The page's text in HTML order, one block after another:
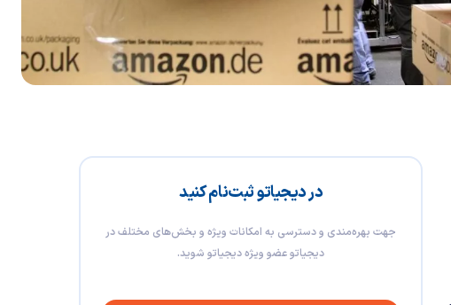
در دیجیاتو ثبت‌نام کنید
جهت بهره‌مندی و دسترسی به امکانات ویژه و بخش‌های مختلف در
دیجیاتو عضو ویژه دیجیاتو شوید.